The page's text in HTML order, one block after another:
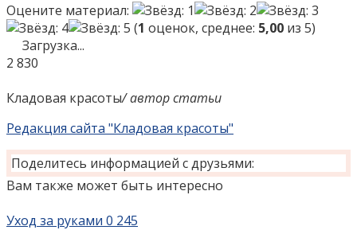
Оцените материал:
(1 оценок, среднее: 5,00 из 5)
Загрузка...
2 830
Кладовая красоты/ автор статьи
Редакция сайта "Кладовая красоты"
Поделитесь информацией с друзьями:
Вам также может быть интересно
Уход за руками 0 245